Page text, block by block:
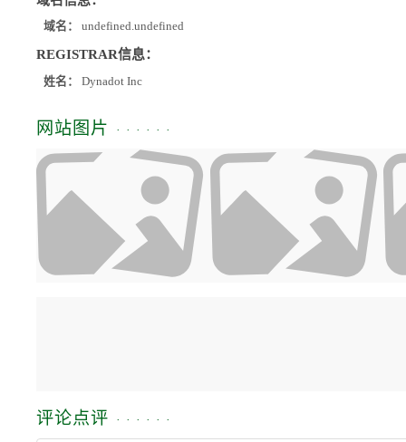
域名： undefined.undefined
REGISTRAR信息：
姓名： Dynadot Inc
网站图片
评论点评